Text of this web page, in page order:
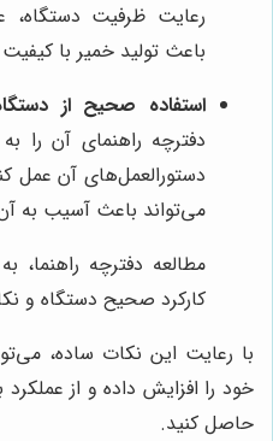
رعایت ظرفیت دستگاه،
باعث تولید خمیر با
استفاده صحیح از
دفترچه راهنمای آن را
دستورالعمل‌های آن عمل
می‌تواند باعث آسیب به
مطالعه دفترچه
کارکرد صحیح دستگاه و
با رعایت این نکات ساده،
خود را افزایش داده و از
حاصل کنید.